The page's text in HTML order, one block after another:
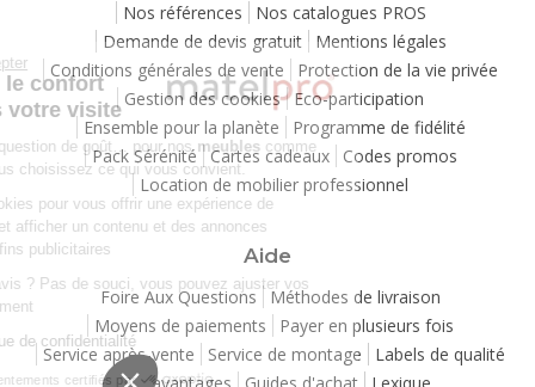
Nos références
Nos catalogues PROS
Demande de devis gratuit
Mentions légales
Conditions générales de vente
Protection de la vie privée
Gestion des cookies
Eco-participation
Ensemble pour la planète
Programme de fidélité
Pack Sérénité
Cartes cadeaux
Codes promos
Location de mobilier professionnel
Aide
Foire Aux Questions
Méthodes de livraison
Moyens de paiements
Payer en plusieurs fois
Service après-vente
Service de montage
Labels de qualité
Continuer sans accepter
Chez Matelpro, le confort
commence dès votre visite
Leconfort, c'est une question de goût… pour nos
pour nos cookies ! Vous choisissez ce qui vous convient.
Nous utilisons des cookies pour vous offrir une expérience de
navigation moelleuse et afficher un contenu et des annonces
personnalisées à des fins publicitaires
Besoin de changer d’avis ? Pas de souci, vous pouvez ajuster vos
préférences à tout moment
Consulter notre politique de confidentialité
Consentements certifiés par